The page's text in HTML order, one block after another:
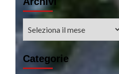
Categorie